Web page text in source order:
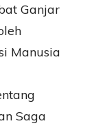
Ganjar
Manusia
Saga